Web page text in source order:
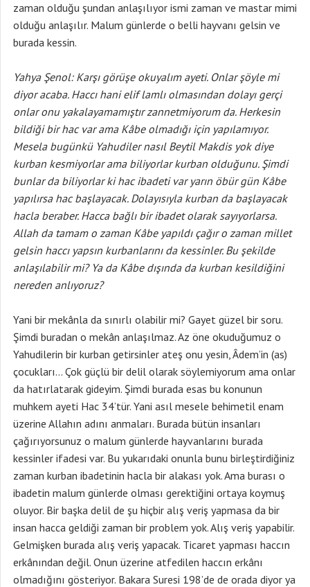
zaman olduğu şundan anlaşılıyor ismi zaman ve mastar mimi
olduğu anlaşılır. Malum günlerde o belli hayvanı gelsin ve
burada kessin.
Yahya Şenol: Karşı görüşe okuyalım ayeti. Onlar şöyle mi
diyor acaba. Haccı hani elif lamlı olmasından dolayı gerçi
onlar onu yakalayamamıştır zannetmiyorum da. Herkesin
bildiği bir hac var ama Kâbe olmadığı için yapılamıyor.
Mesela bugünkü Yahudiler nasıl Beytil Makdis yok diye
kurban kesmiyorlar ama biliyorlar kurban olduğunu. Şimdi
bunlar da biliyorlar ki hac ibadeti var yarın öbür gün Kâbe
yapılırsa hac başlayacak. Dolayısıyla kurban da başlayacak
hacla beraber. Hacca bağlı bir ibadet olarak sayıyorlarsa.
Allah da tamam o zaman Kâbe yapıldı çağır o zaman millet
gelsin haccı yapsın kurbanlarını da kessinler. Bu şekilde
anlaşılabilir mi? Ya da Kâbe dışında da kurban kesildiğini
nereden anlıyoruz?
Yani bir mekânla da sınırlı olabilir mi? Gayet güzel bir soru.
Şimdi buradan o mekân anlaşılmaz. Az öne okuduğumuz o
Yahudilerin bir kurban getirsinler ateş onu yesin, Âdem’in (as)
çocukları… Çok güçlü bir delil olarak söylemiyorum ama onlar
da hatırlatarak gideyim. Şimdi burada esas bu konunun
muhkem ayeti Hac 34’tür. Yani asıl mesele behimetil enam
üzerine Allahın adını anmaları. Burada bütün insanları
çağırıyorsunuz o malum günlerde hayvanlarını burada
kessinler ifadesi var. Bu yukarıdaki onunla bunu birleştirdiğiniz
zaman kurban ibadetinin hacla bir alakası yok. Ama burası o
ibadetin malum günlerde olması gerektiğini ortaya koymuş
oluyor. Bir başka delil de şu hiçbir alış veriş yapmasa da bir
insan hacca geldiği zaman bir problem yok. Alış veriş yapabilir.
Gelmişken burada alış veriş yapacak. Ticaret yapması haccın
erkânından değil. Onun üzerine atfedilen haccın erkânı
olmadığını gösteriyor. Bakara Suresi 198’de de orada diyor ya